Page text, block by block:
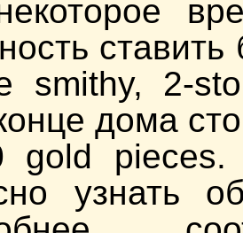
smithy, 2-
дома
gold pieces.
узнать